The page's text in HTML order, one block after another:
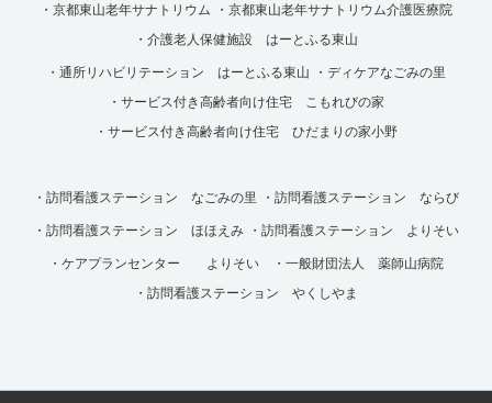
・京都東山老年サナトリウム
・京都東山老年サナトリウム介護医療院
・介護老人保健施設 はーとふる東山
・通所リハビリテーション はーとふる東山
・ディケアなごみの里
・サービス付き高齢者向け住宅 こもれびの家
・サービス付き高齢者向け住宅 ひだまりの家小野
・訪問看護ステーション なごみの里 ・訪問看護ステーション ならび
・訪問看護ステーション ほほえみ ・訪問看護ステーション よりそい
・ケアプランセンター よりそい
・一般財団法人 薬師山病院
・訪問看護ステーション やくしやま